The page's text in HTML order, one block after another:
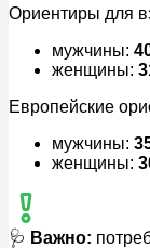
Ориентиры для
мужчины:
женщины:
Европейские
мужчины:
женщины:
🩺 Важно: